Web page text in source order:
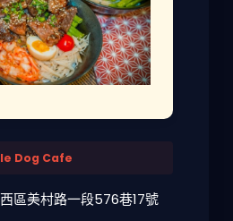
Dog Cafe
區美村路一段576巷17號